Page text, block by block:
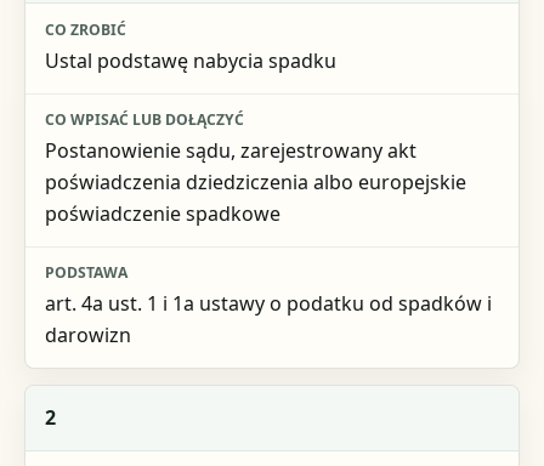
Co zrobić
Co wpisać lub dołączyć
Ustal podstawę nabycia spadku
Postanowienie sądu, zarejestrowany akt
poświadczenia dziedziczenia albo europejskie
poświadczenie spadkowe
art. 4a ust. 1 i 1a ustawy o podatku od spadków i
darowizn
2